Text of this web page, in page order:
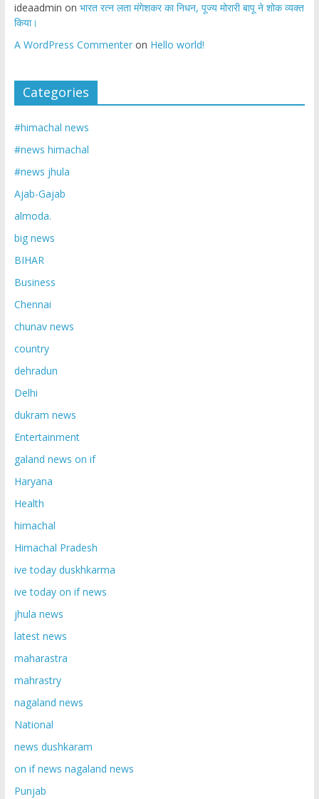
ideaadmin on भारत रत्न लता मंगेशकर का निधन, पूज्य मोरारी बापू ने शोक व्यक्त
किया।
A WordPress Commenteron Hello world!
Categories
#himachal news
#news himachal
#news jhula
Ajab-Gajab
almoda.
big news
BIHAR
Business
Chennai
chunav news
country
dehradun
Delhi
dukram news
Entertainment
galand news on if
Haryana
Health
himachal
Himachal Pradesh
ive today duskhkarma
ive today on if news
jhula news
latest news
maharastra
mahrastry
nagaland news
National
news dushkaram
on if news nagaland news
Punjab